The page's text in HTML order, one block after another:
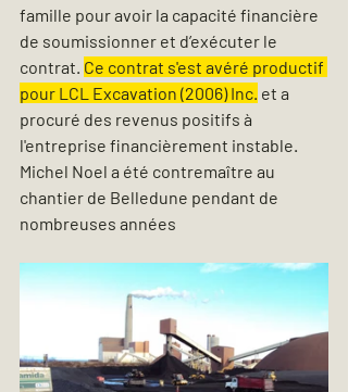
famille pour avoir la capacité financière
de soumissionner et d’exécuter le
contrat. Ce contrat s'est avéré productif
pour LCL Excavation (2006) Inc. et a
procuré des revenus positifs à
l'entreprise financièrement instable.
Michel Noel a été contremaître au
chantier de Belledune pendant de
nombreuses années